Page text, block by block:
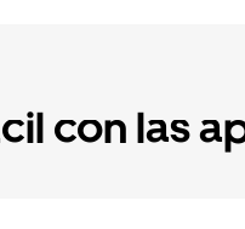
con las